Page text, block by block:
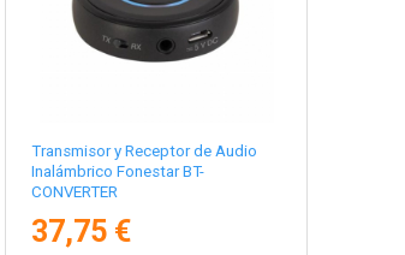
Transmisor y Receptor de Audio
Inalámbrico Fonestar BT-
CONVERTER
37,75 €